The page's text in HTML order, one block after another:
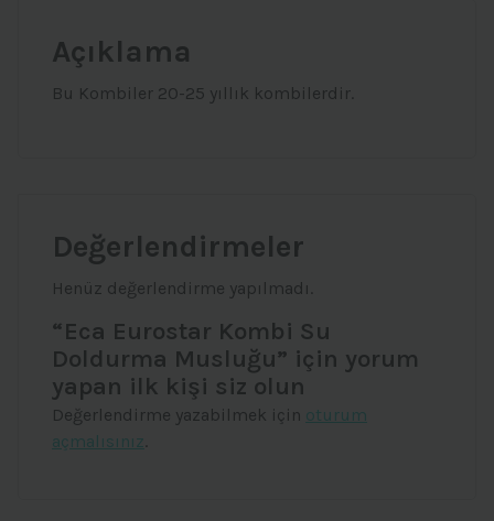
Açıklama
Bu Kombiler 20-25 yıllık kombilerdir.
Değerlendirmeler
Henüz değerlendirme yapılmadı.
“Eca Eurostar Kombi Su
Doldurma Musluğu” için yorum
yapan ilk kişi siz olun
Değerlendirme yazabilmek için oturum
açmalısınız